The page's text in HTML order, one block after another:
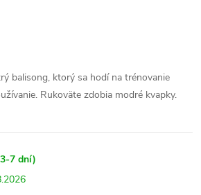
balisong, ktorý sa hodí na trénovanie
Rukoväte zdobia modré kvapky.
7 dní)